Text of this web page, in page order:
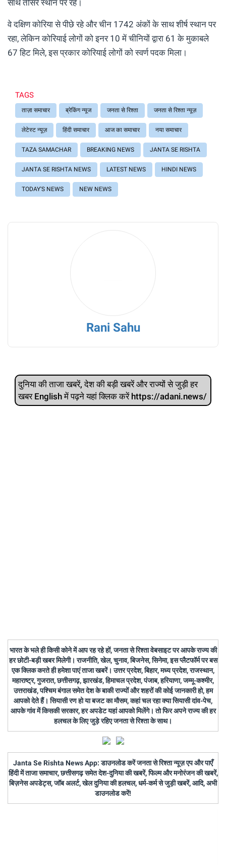
साथ तीसरे स्थान पर रहे।
वे दक्षिण कोरिया से पीछे रहे और चीन 1742 अंकों के साथ शीर्ष स्थान पर
रहा, लेकिन कोरियाई लोगों को इनर 10 में चीनियों द्वारा 61 के मुकाबले
67 हिट मिले, इस प्रकार कोरियाई लोगों को स्वर्ण पदक मिला।
TAGS
ताज़ा समाचार ब्रेकिंग न्यूज जनता से रिश्ता जनता से रिश्ता न्यूज़
लेटेस्ट न्यूज़ हिंदी समाचार आज का समाचार नया समाचार
TAZA SAMACHAR BREAKING NEWS JANTA SE RISHTA
JANTA SE RISHTA NEWS LATEST NEWS HINDI NEWS
TODAY'S NEWS NEW NEWS
Rani Sahu
दुनिया की ताजा खबरें, देश की बड़ी खबरें और राज्‍यों से जुड़ी हर
खबर English में पढ़ने यहां क्लिक करें https://adani.news/
भारत के भले ही किसी कोने में आप रह रहे हों, जनता से रिश्ता वेबसाइट पर आपके राज्य की
हर छोटी-बड़ी खबर मिलेगी। राजनीति, खेल, चुनाव, बिजनेस, सिनेमा, इस प्लैटफॉर्म पर बस
एक क्लिक करते ही हमेशा पाएं ताजा खबरें। उत्तर प्रदेश, बिहार, मध्य प्रदेश, राजस्थान,
महाराष्ट्र, गुजरात, छत्तीसगढ़, झारखंड, हिमाचल प्रदेश, पंजाब, हरियाणा, जम्मू-कश्मीर,
उत्तराखंड, पश्चिम बंगाल समेत देश के बाकी राज्यों और शहरों की कोई जानकारी हो, हम
आपको देते हैं। सियासी रण हो या बजट का मौसम, कहां चल रहा क्या सियासी दांव-पेच,
आपके गांव में किसकी सरकार, हर अपडेट यहां आपको मिलेंगे। तो फिर अपने राज्य की हर
हलचल के लिए जुड़े रहिए जनता से रिश्ता के साथ।
Janta Se Rishta News App: डाउनलोड करें जनता से रिश्ता न्यूज़ एप और पाएँ
हिंदी में ताजा समाचार, छत्तीसगढ़ समेत देश-दुनिया की खबरें, फिल्म और मनोरंजन की खबरें,
बिज़नेस अपडेट्स, जॉब अलर्ट, खेल दुनिया की हलचल, धर्म-कर्म से जुड़ी खबरें, आदि, अभी
डाउनलोड करें!